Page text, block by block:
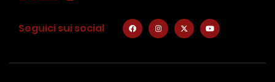
Seguici sui social